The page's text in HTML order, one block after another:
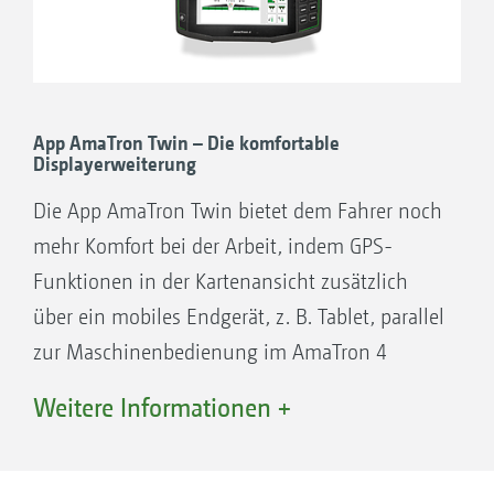
WLAN mit dem AmaTron 4 verbunden ist,
Erstellung einer Applikationskarte in einem Farm-
Management-Informationssystem und automatische
dem AmaTron 4
MORE than ISOBUS
AMAZONE Düngetechnik: Parabelförmiges
Vorgewendemanagement HeadlandControl
AMAZONE Pflanzenschutztechnik:
automatische Gestängevorabsenkung
AMAZONE Sätechnik: MultiSwitch –
Einzelreihenschaltung mit bis zu 16
Teilbreiten für Dünger, Saatgut und
Mikrogranulat
App AmaTron Twin – Die komfortable
Displayerweiterung
Die App AmaTron Twin bietet dem Fahrer noch
mehr Komfort bei der Arbeit, indem GPS-
Funktionen in der Kartenansicht zusätzlich
über ein mobiles Endgerät, z. B. Tablet, parallel
zur Maschinenbedienung im AmaTron 4
Weitere Informationen +